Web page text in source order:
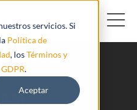
servicios. Si
Política de
, losTérminos y
.
Aceptar